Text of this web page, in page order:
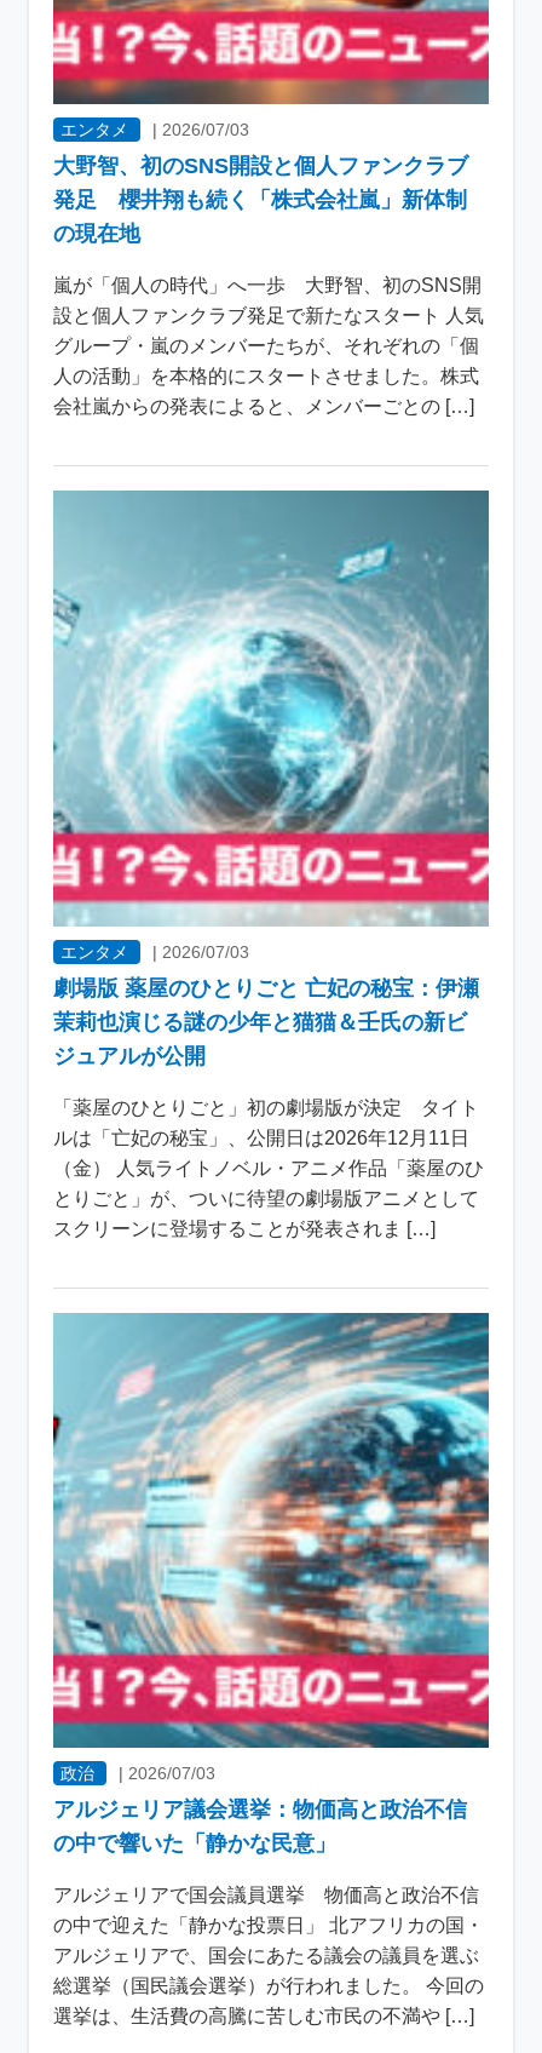
エンタメ |2026/07/03
大野智、初のSNS開設と個人ファンクラブ
発足 櫻井翔も続く「株式会社嵐」新体制
の現在地
嵐が「個人の時代」へ一歩 大野智、初のSNS開
設と個人ファンクラブ発足で新たなスタート 人気
グループ・嵐のメンバーたちが、それぞれの「個
人の活動」を本格的にスタートさせました。株式
会社嵐からの発表によると、メンバーごとの […]
エンタメ | 2026/07/03
劇場版 薬屋のひとりごと 亡妃の秘宝：伊瀬
茉莉也演じる謎の少年と猫猫＆壬氏の新ビ
ジュアルが公開
「薬屋のひとりごと」初の劇場版が決定 タイト
ルは「亡妃の秘宝」、公開日は2026年12月11日
（金） 人気ライトノベル・アニメ作品「薬屋のひ
とりごと」が、ついに待望の劇場版アニメとして
スクリーンに登場することが発表されま […]
政治 | 2026/07/03
アルジェリア議会選挙：物価高と政治不信
の中で響いた「静かな民意」
アルジェリアで国会議員選挙 物価高と政治不信
の中で迎えた「静かな投票日」 北アフリカの国・
アルジェリアで、国会にあたる議会の議員を選ぶ
総選挙（国民議会選挙）が行われました。 今回の
選挙は、生活費の高騰に苦しむ市民の不満や […]